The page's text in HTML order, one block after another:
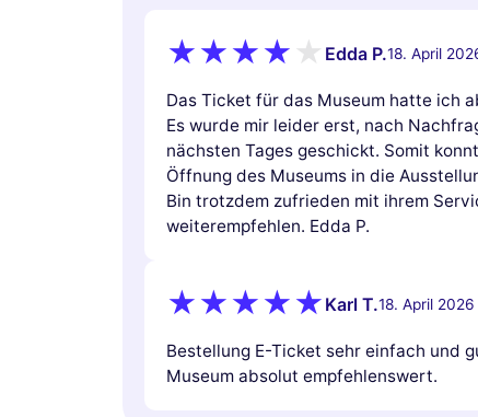
Edda P.18. April
Das Ticket für das Museum hatte ich
Es wurde mir leider erst, nach
nächsten Tages geschickt. Somit
Öffnung des Museums in die
Bin trotzdem zufrieden mit ihrem
weiterempfehlen. Edda P.
Karl T.18. April 2026
Bestellung E-Ticket sehr einfach und
Museum absolut empfehlenswert.